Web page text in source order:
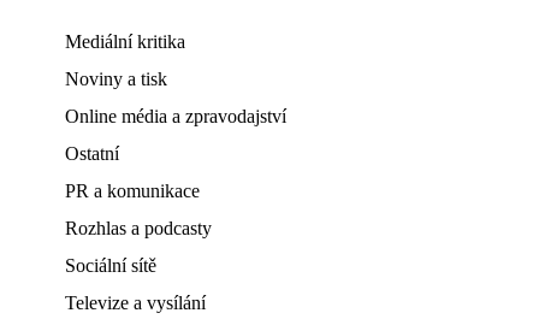
Mediální kritika
Noviny a tisk
Online média a zpravodajství
Ostatní
PR a komunikace
Rozhlas a podcasty
Sociální sítě
Televize a vysílání